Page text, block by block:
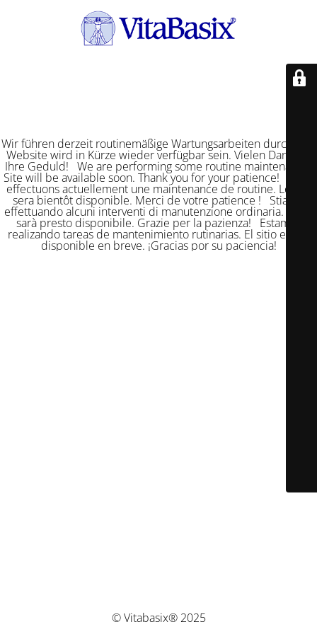
Wir führen derzeit routinemäßige Wartungsarbeiten durch. Die
Website wird in Kürze wieder verfügbar sein. Vielen Dank für
Ihre Geduld! We are performing some routine maintenance.
Site will be available soon. Thank you for your patience! Nous
effectuons actuellement une maintenance de routine. Le site
sera bientôt disponible. Merci de votre patience ! Stiamo
effettuando alcuni interventi di manutenzione ordinaria. Il sito
sarà presto disponibile. Grazie per la pazienza! Estamos
realizando tareas de mantenimiento rutinarias. El sitio estará
disponible en breve. ¡Gracias por su paciencia!
© Vitabasix® 2025